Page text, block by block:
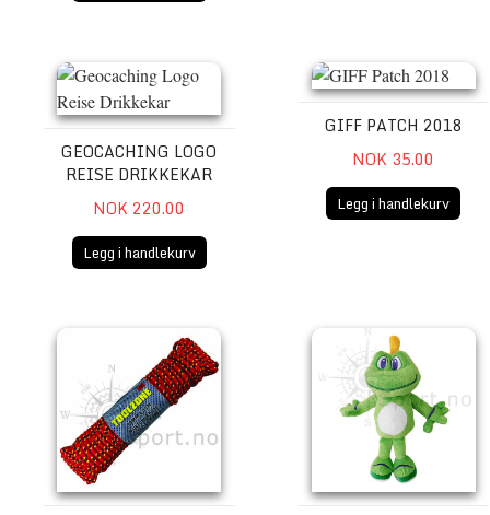
Geocaching Logo Reise Drikkekar
GEOCACHING LOGO
REISE DRIKKEKAR
NOK 220.00
Legg i handlekurv
GIFF Patch 2018
GIFF PATCH 2018
NOK 35.00
Legg i handlekurv